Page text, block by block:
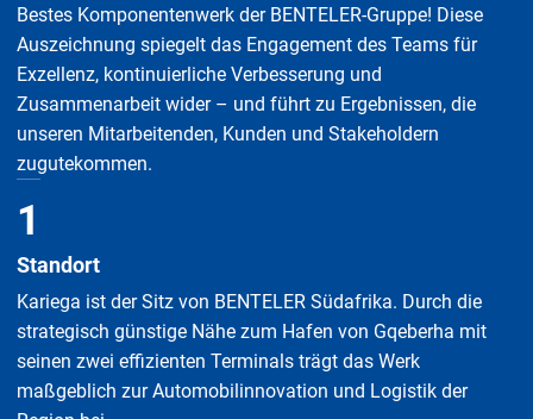
Bestes Komponentenwerk der BENTELER-Gruppe! Diese
Auszeichnung spiegelt das Engagement des Teams für
Exzellenz, kontinuierliche Verbesserung und
Zusammenarbeit wider – und führt zu Ergebnissen, die
unseren Mitarbeitenden, Kunden und Stakeholdern
zugutekommen.
1
Standort
Kariega ist der Sitz von BENTELER Südafrika. Durch die
strategisch günstige Nähe zum Hafen von Gqeberha mit
seinen zwei effizienten Terminals trägt das Werk
maßgeblich zur Automobilinnovation und Logistik der